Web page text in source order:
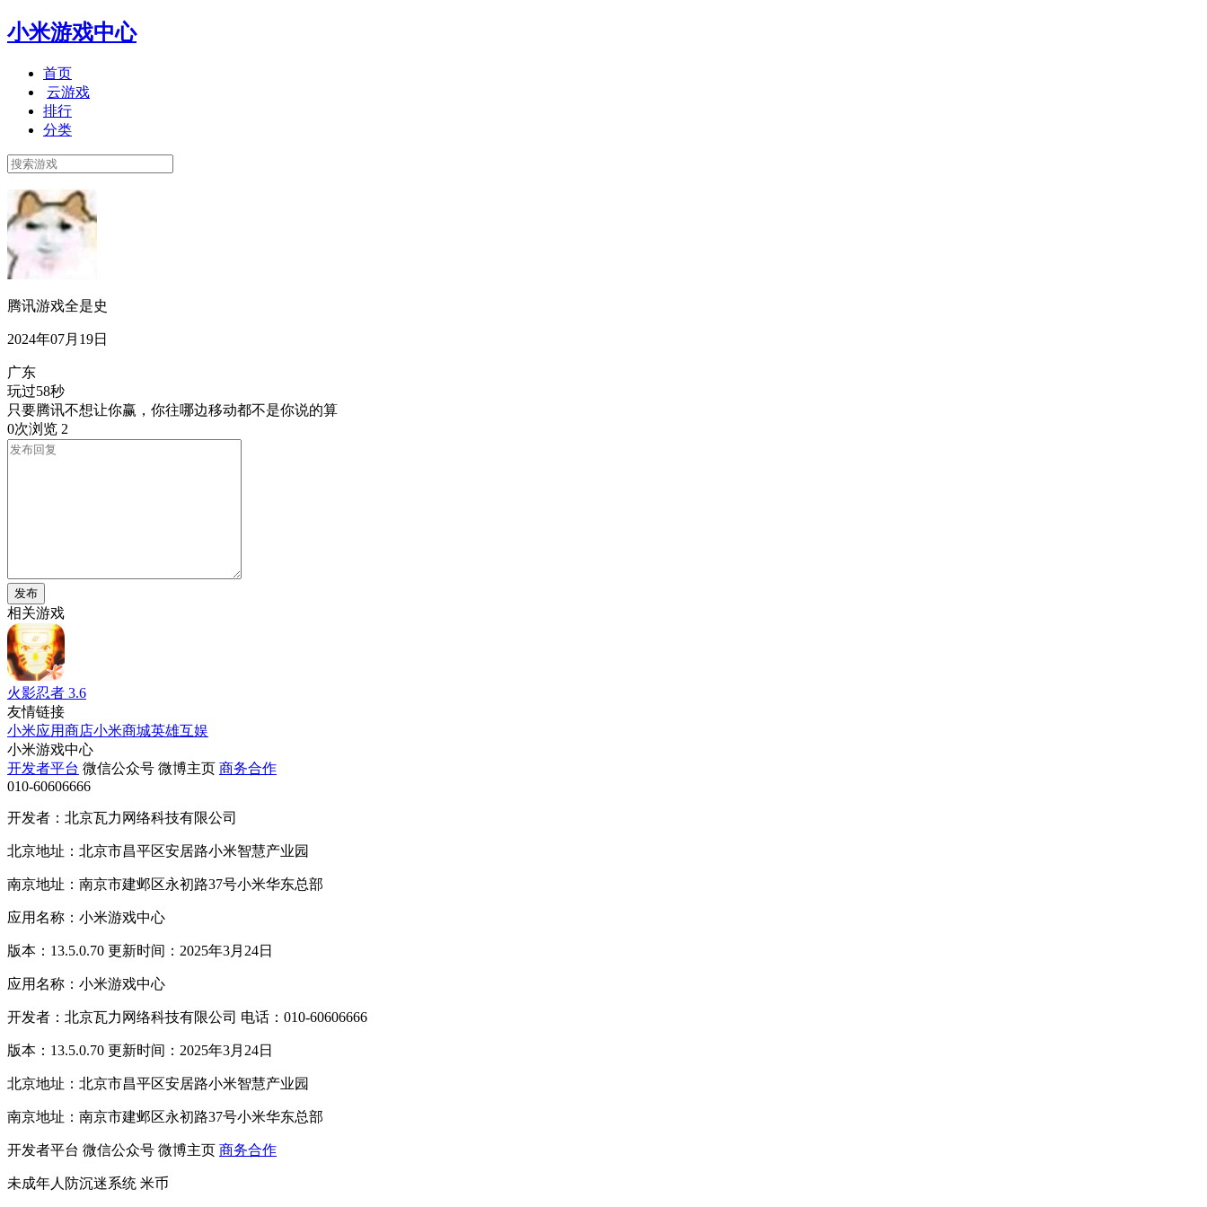
小米游戏中心
首页
云游戏
排行
分类
腾讯游戏全是史
2024年07月19日
广东
玩过58秒
只要腾讯不想让你赢，你往哪边移动都不是你说的算
0次浏览 2
发布
相关游戏
火影忍者 3.6
友情链接
小米应用商店小米商城英雄互娱
小米游戏中心
开发者平台 微信公众号 微博主页 商务合作
010-60606666
开发者：北京瓦力网络科技有限公司
北京地址：北京市昌平区安居路小米智慧产业园
南京地址：南京市建邺区永初路37号小米华东总部
应用名称：小米游戏中心
版本：13.5.0.70 更新时间：2025年3月24日
应用名称：小米游戏中心
开发者：北京瓦力网络科技有限公司 电话：010-60606666
版本：13.5.0.70 更新时间：2025年3月24日
北京地址：北京市昌平区安居路小米智慧产业园
南京地址：南京市建邺区永初路37号小米华东总部
开发者平台 微信公众号 微博主页 商务合作
未成年人防沉迷系统 米币